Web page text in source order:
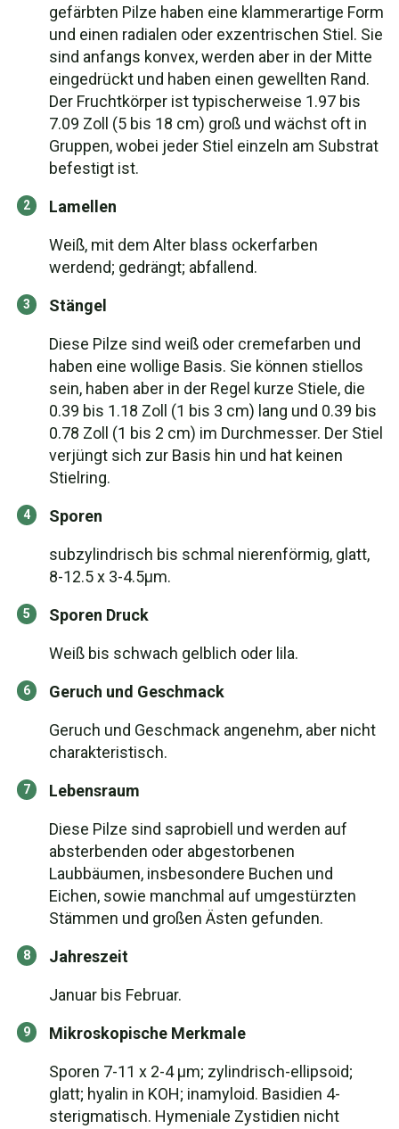
gefärbten Pilze haben eine klammerartige Form
und einen radialen oder exzentrischen Stiel. Sie
sind anfangs konvex, werden aber in der Mitte
eingedrückt und haben einen gewellten Rand.
Der Fruchtkörper ist typischerweise 1.97 bis
7.09 Zoll (5 bis 18 cm) groß und wächst oft in
Gruppen, wobei jeder Stiel einzeln am Substrat
befestigt ist.
Lamellen
Weiß, mit dem Alter blass ockerfarben
werdend; gedrängt; abfallend.
Stängel
Diese Pilze sind weiß oder cremefarben und
haben eine wollige Basis. Sie können stiellos
sein, haben aber in der Regel kurze Stiele, die
0.39 bis 1.18 Zoll (1 bis 3 cm) lang und 0.39 bis
0.78 Zoll (1 bis 2 cm) im Durchmesser. Der Stiel
verjüngt sich zur Basis hin und hat keinen
Stielring.
Sporen
subzylindrisch bis schmal nierenförmig, glatt,
8-12.5 x 3-4.5µm.
Sporen Druck
Weiß bis schwach gelblich oder lila.
Geruch und Geschmack
Geruch und Geschmack angenehm, aber nicht
charakteristisch.
Lebensraum
Diese Pilze sind saprobiell und werden auf
absterbenden oder abgestorbenen
Laubbäumen, insbesondere Buchen und
Eichen, sowie manchmal auf umgestürzten
Stämmen und großen Ästen gefunden.
Jahreszeit
Januar bis Februar.
Mikroskopische Merkmale
Sporen 7-11 x 2-4 µm; zylindrisch-ellipsoid;
glatt; hyalin in KOH; inamyloid. Basidien 4-
sterigmatisch. Hymeniale Zystidien nicht